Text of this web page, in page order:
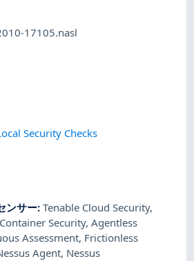
17105.nasl
Security Checks
ンサー:Tenable Cloud Security,
Security,Agentless
Assessment, Frictionless
Agent, Nessus